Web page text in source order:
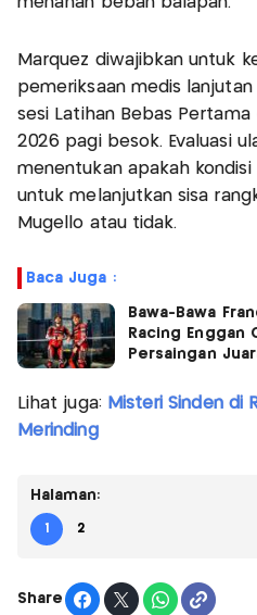
Marquez diwajibkan untuk
pemeriksaan medis
sesi Latihan Bebas Pertama
2026 pagi besok. Evaluasi
menentukan apakah
untuk melanjutkan sisa
Mugello atau tidak.
Baca Juga :
Bawa-Bawa
Racing Enggan
Persaingan
Lihat juga: Misteri Sinden di
Merinding
Halaman:
1 2
Share